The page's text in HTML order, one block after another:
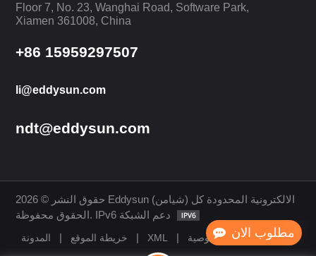
مطلوب الان
يتعلم أكثر يتعلم أكثر
Floor 7, No. 23, Wanghai Road, Software Park,
Xiamen 361008, China
+86 15959297507
li@eddysun.com
ndt@eddysun.com
حقوق النشر © 2026 Eddysun (شيامن) الالكترونية المحدودة كل
المدونة | خريطة الموقع | XML | سياسة الخصوصية